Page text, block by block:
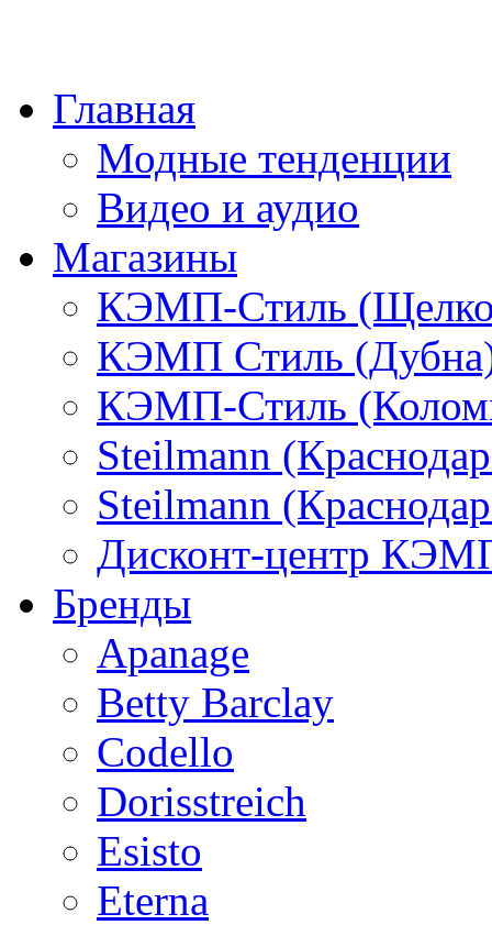
Главная
Модные тенденции
Видео и аудио
Магазины
КЭМП-Стиль
КЭМП Стиль
КЭМП-Стиль
Steilmann
Steilmann
Дисконт-центр
Бренды
Apanage
Betty Barclay
Codello
Dorisstreich
Esisto
Eterna